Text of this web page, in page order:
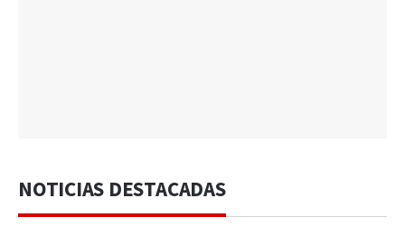
NOTICIAS DESTACADAS